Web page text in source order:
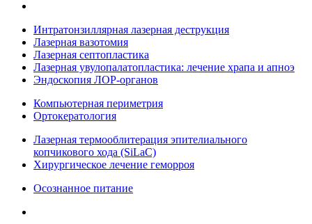
Интратонзиллярная лазерная деструкция
Лазерная вазотомия
Лазерная септопластика
Лазерная увулопалатопластика: лечение храпа и апноэ
Эндоскопия ЛОР-органов
Компьютерная периметрия
Ортокератология
Лазерная термооблитерация эпителиального
копчикового хода (SiLaC)
Хирургическое лечение геморроя
Осознанное питание